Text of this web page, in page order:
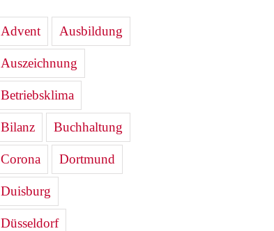
Advent Ausbildung
Auszeichnung
Betriebsklima
Bilanz Buchhaltung
Corona Dortmund
Duisburg
Düsseldorf